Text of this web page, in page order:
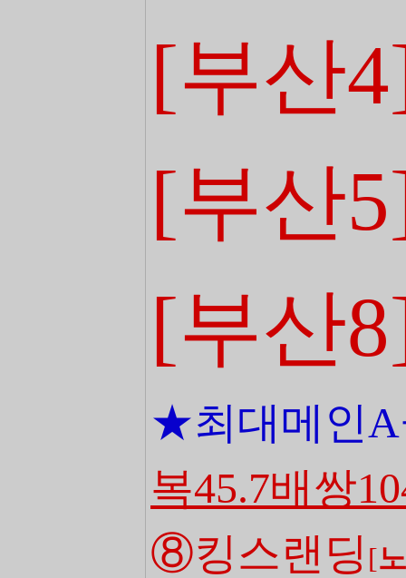
[부산4
[부산5
[부산
★최대메인
복45.7배쌍
⑧킹스랜딩 [